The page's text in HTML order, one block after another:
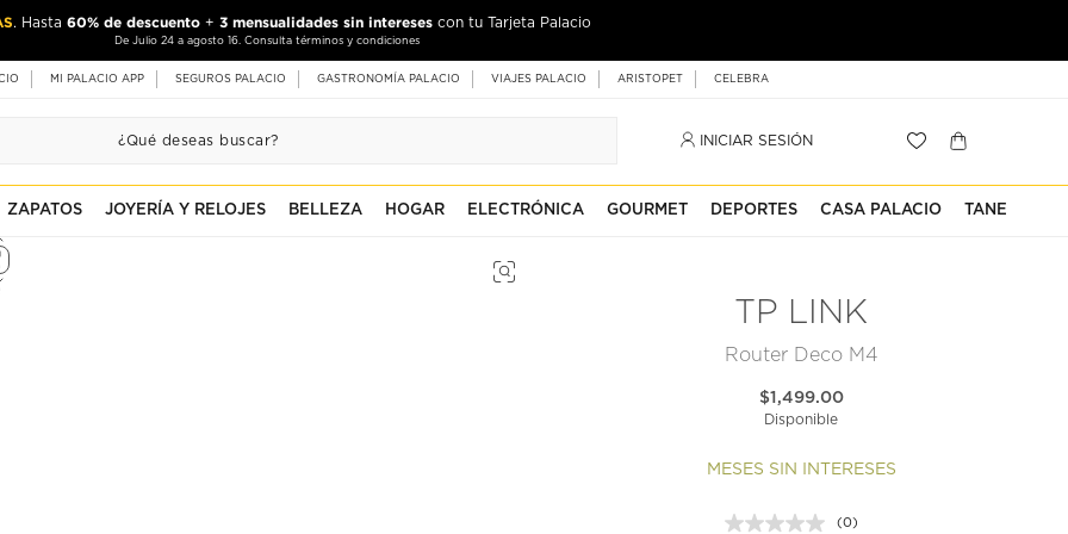
. Hasta 60% de descuento + 3 mensualidades sin intereses con tu Tarjeta Palacio
De Julio 24 a agosto 16. Consulta términos y condiciones
MI PALACIO APP SEGUROS PALACIO GASTRONOMÍA PALACIO VIAJES PALACIO ARISTOPET CELEBRA
INICIAR SESIÓN
ZAPATOS JOYERÍA Y RELOJES BELLEZA HOGAR ELECTRÓNICA GOURMET DEPORTES CASA PALACIO TANE
TP LINK
Router Deco M4
$1,499.00
Disponible
MESES SIN INTERESES
(0)